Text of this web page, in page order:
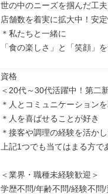
世の中のニーズを掴んだ工
店舗数を着実に拡大中！安
＊私たちと一緒に
「食の楽しさ」と「笑顔」
資格
＜20代～30代活躍中！第二
＊人とコミュニケーション
＊人を喜ばせることが好き
＊接客や調理の経験を活か
上記1つでも当てはまる方で
＜業界・職種未経験歓迎＞
学歴不問/年齢不問/経験不問/